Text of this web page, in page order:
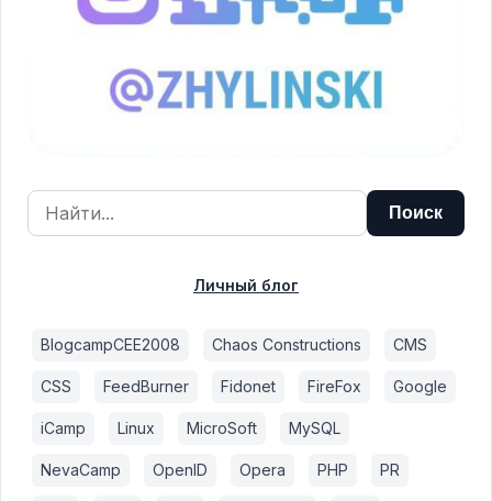
Личный блог
BlogcampCEE2008 Chaos Constructions CMS
CSS FeedBurner Fidonet FireFox Google
iCamp Linux MicroSoft MySQL
NevaCamp OpenID Opera PHP PR